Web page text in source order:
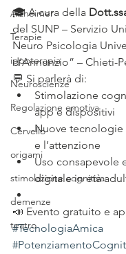
Alzheimer
Terapie
ippoterapia
Neuroscienze
Regolazione emotiva
Cervello
origami
stimolazione cognitiva
demenze
teatro
🎓 A cura della
del SUNP – Servizio
Neuro Psicologia
d’Annunzio” – Chieti-
💬 Si parlerà di:
Stimolazione
app e dispositivi
Nuove tecnologie
e l’attenzione
Uso consapevole
digitale in età
📣 Evento gratuito e
#TecnologiaAmica